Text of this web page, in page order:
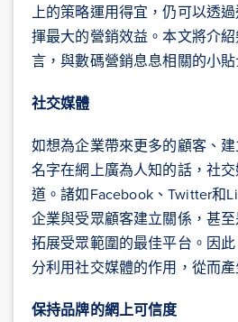
上的策略運用得宜，仍可以透
揮最大的營銷效益。本文將介
言，與數碼營銷息息相關的小貼
社交媒體
如想為企業帶來更多的顧客、
名字在網上廣為人知的話，社
道。諸如Facebook、Twitter和
企業與受眾顧客建立關係，甚
拓展受眾範圍的最佳平台。因
分利用社交媒體的作用，從而
保持品牌的網上可信度